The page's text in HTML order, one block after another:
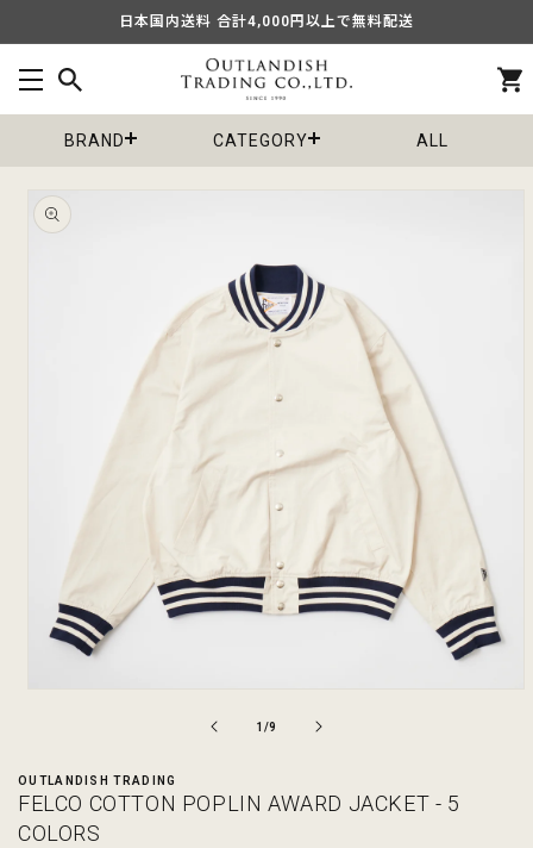
進む
日本国内送料 合計4,000円以上で無料配送
カ
ー
BRAND
CATEGORY ALL
報にス
キップ
で
メ
デ
1 /の
9
OUTLANDISH TRADING
FELCO COTTON POPLIN AWARD JACKET - 5
COLORS